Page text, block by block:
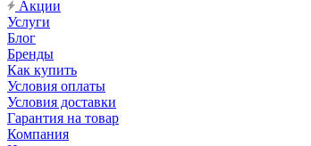
Акции
Услуги
Блог
Бренды
Как купить
Условия оплаты
Условия доставки
Гарантия на товар
Компания